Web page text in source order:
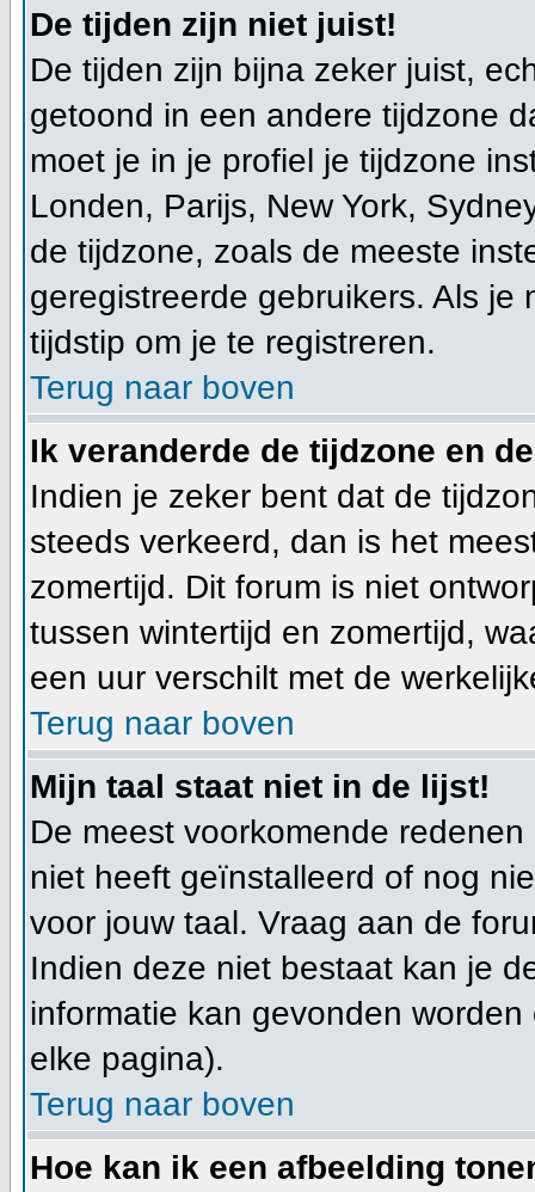
De tijden zijn niet juist!
De tijden zijn bijna zeker juist,
getoond in een andere tijdzone
moet je in je profiel je tijdzone
Londen, Parijs, New York,
de tijdzone, zoals de meeste
geregistreerde gebruikers. Als
tijdstip om je te registreren.
Terug naar boven
Ik veranderde de tijdzone en
Indien je zeker bent dat de
steeds verkeerd, dan is het
zomertijd. Dit forum is niet
tussen wintertijd en zomertijd,
een uur verschilt met de
Terug naar boven
Mijn taal staat niet in de lijst!
De meest voorkomende
niet heeft geïnstalleerd of nog
voor jouw taal. Vraag aan de
Indien deze niet bestaat kan je
informatie kan gevonden
elke pagina).
Terug naar boven
Hoe kan ik een afbeelding